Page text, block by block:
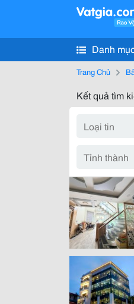
Danh
Trang Chủ
Kết quả tìm